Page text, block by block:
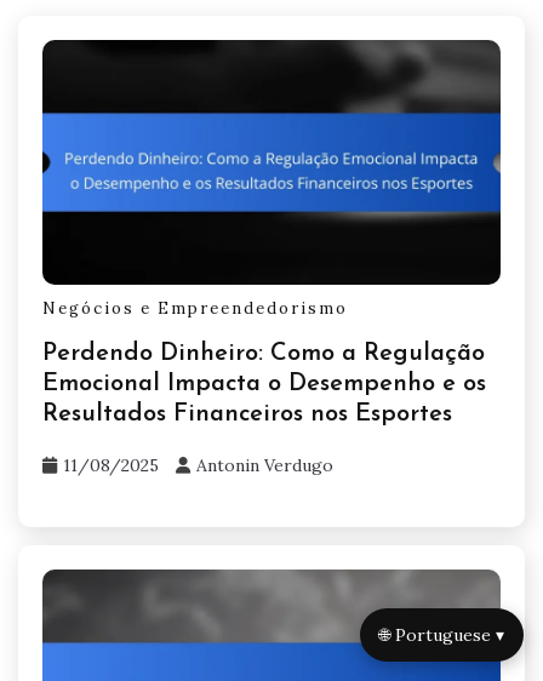
Negócios e Empreendedorismo
Perdendo Dinheiro: Como a Regulação
Emocional Impacta o Desempenho e os
Resultados Financeiros nos Esportes
11/08/2025 Antonin Verdugo
🌐 Portuguese ▾